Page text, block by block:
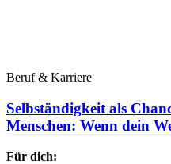
Beruf & Karriere
Selbständigkeit als
Menschen: Wenn dein
Für dich: